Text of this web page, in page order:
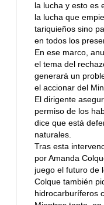
la lucha y esto es
la lucha que
tariquieños sino
en todos los
En ese marco,
el tema del
generará un
el accionar del
El dirigente
permiso de los
dice que está
naturales.
Tras esta
por Amanda
juego el futuro de
Colque también
hidrocarburíferos